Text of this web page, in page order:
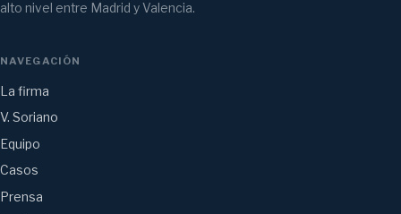
alto nivel entre Madrid y Valencia.
NAVEGACIÓN
La firma
V. Soriano
Equipo
Casos
Prensa